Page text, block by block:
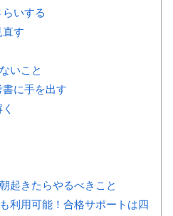
いする
す
いこと
に手を出す
起きたらやるべきこと
利用可能！合格サポートは四